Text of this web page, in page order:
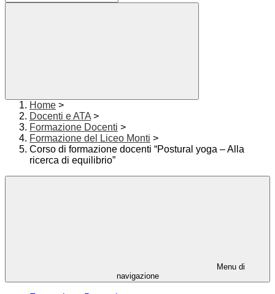
Home >
Docenti e ATA >
Formazione Docenti >
Formazione del Liceo Monti >
Corso di formazione docenti “Postural yoga – Alla
ricerca di equilibrio”
Menu di
navigazione